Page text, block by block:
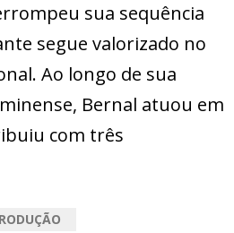
sua sequência
segue valorizado no
Ao longo de sua
Bernal atuou em
com três